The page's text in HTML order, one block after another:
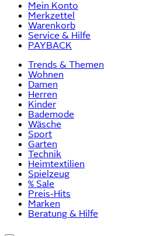
Mein Konto
Merkzettel
Warenkorb
Service & Hilfe
PAYBACK
Trends & Themen
Wohnen
Damen
Herren
Kinder
Bademode
Wäsche
Sport
Garten
Technik
Heimtextilien
Spielzeug
% Sale
Preis-Hits
Marken
Beratung & Hilfe